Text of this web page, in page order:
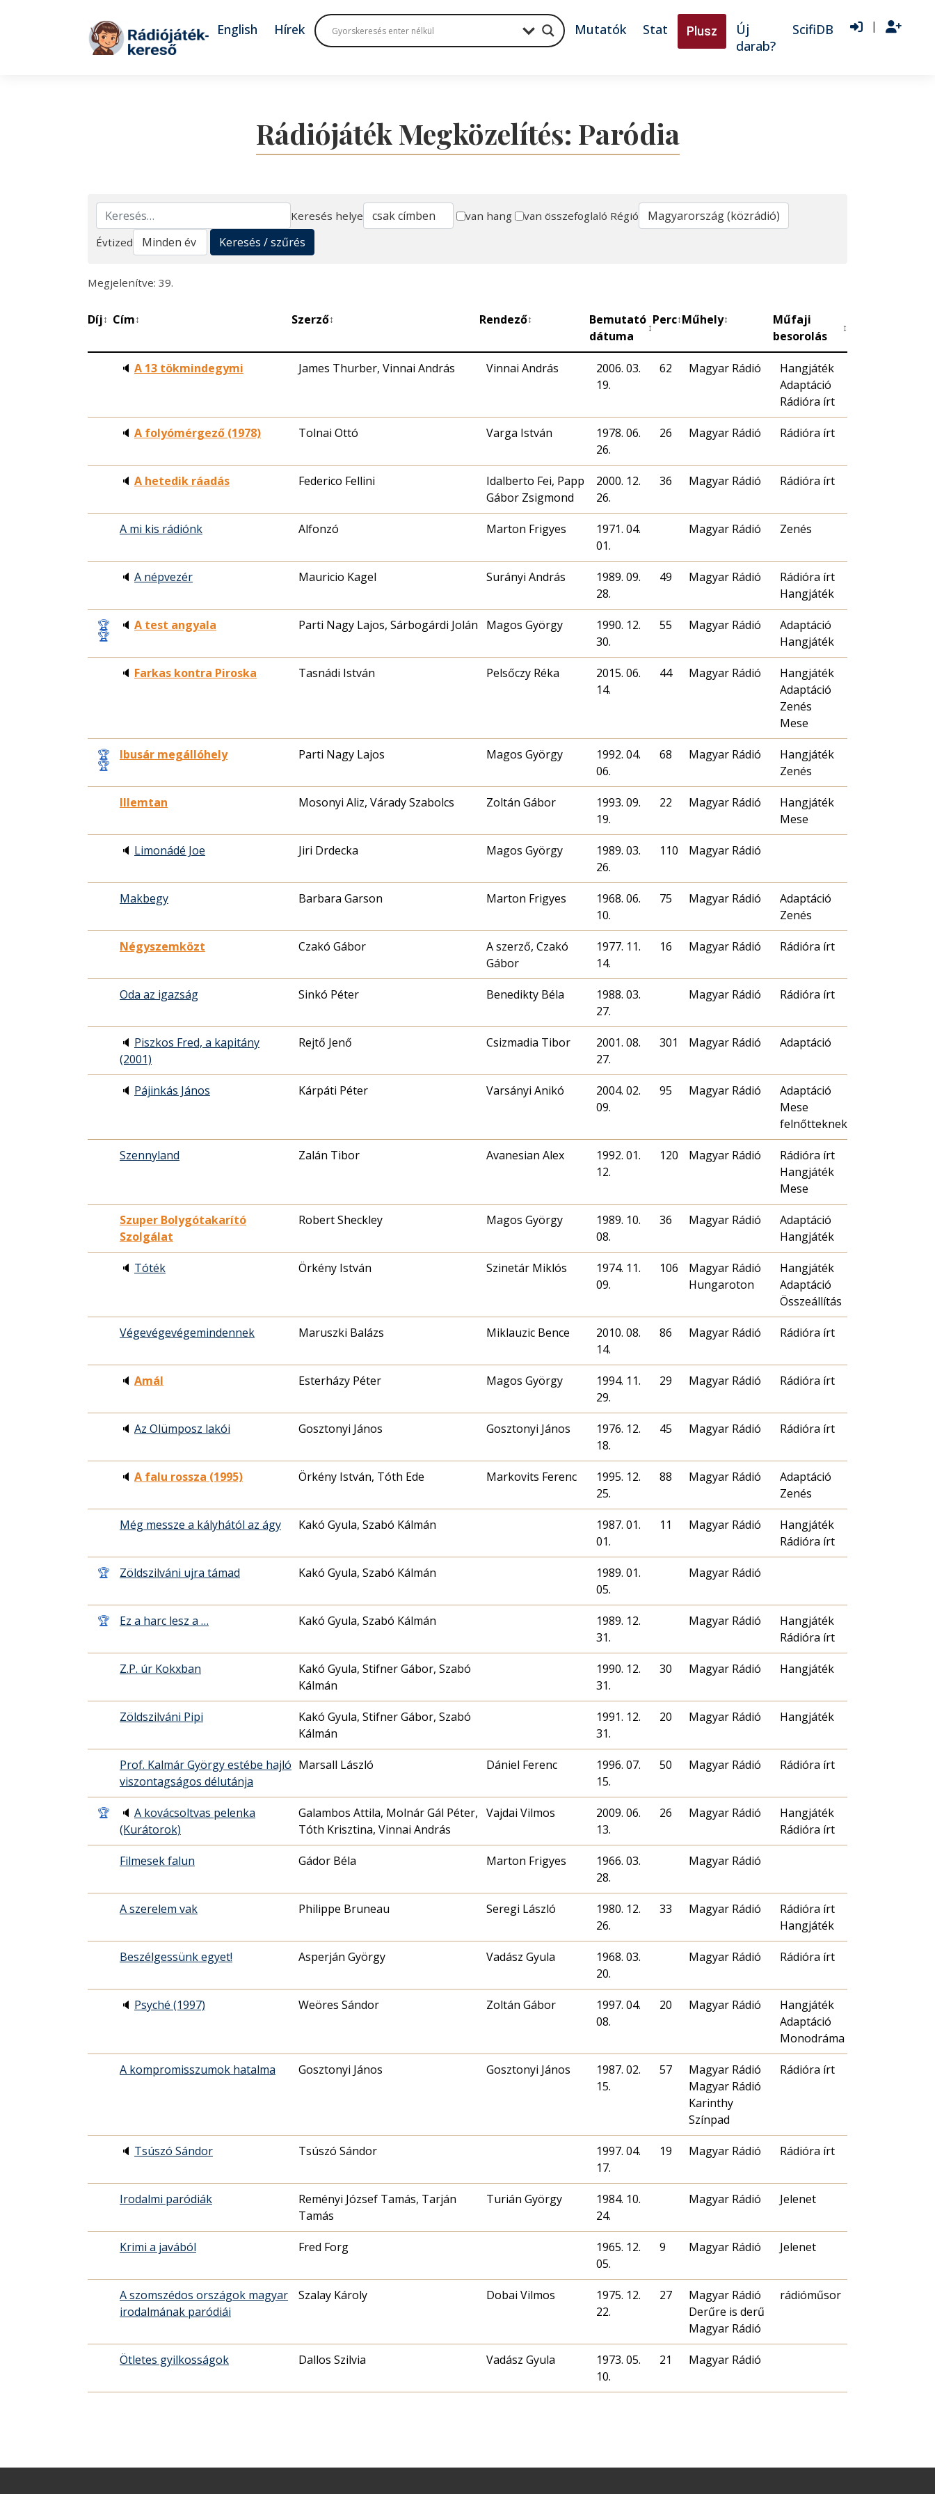
Tovább a tartalomhoz
English Hírek Mutatók Stat Plusz
Új
darab?
ScifiDB |
Rádiójáték Megközelítés: Paródia
Keresés
Keresés helye van hang van összefoglaló Régió
Évtized
Keresés / szűrés
Megjelenítve: 39.
Díj↕ Cím↕ Szerző↕ Rendező↕
Bemutató
dátuma
↕
Perc↕Műhely↕
Műfaji
besorolás
↕
🔈 A 13 tökmindegymi James Thurber, Vinnai András Vinnai András
2006. 03.
19.
62 Magyar Rádió
Hangjáték
Adaptáció
Rádióra írt
🔈 A folyómérgező (1978) Tolnai Ottó Varga István
1978. 06.
26.
26 Magyar Rádió Rádióra írt
🔈 A hetedik ráadás Federico Fellini
Idalberto Fei, Papp
Gábor Zsigmond
2000. 12.
26.
36 Magyar Rádió Rádióra írt
A mi kis rádiónk Alfonzó Marton Frigyes
1971. 04.
01.
Magyar Rádió Zenés
🔈 A népvezér Mauricio Kagel Surányi András
1989. 09.
28.
49 Magyar Rádió
Rádióra írt
Hangjáték
🏆
🏆
🔈 A test angyala Parti Nagy Lajos, Sárbogárdi Jolán Magos György
1990. 12.
30.
55 Magyar Rádió
Adaptáció
Hangjáték
🔈 Farkas kontra Piroska Tasnádi István Pelsőczy Réka
2015. 06.
14.
44 Magyar Rádió
Hangjáték
Adaptáció
Zenés
Mese
🏆
🏆
Ibusár megállóhely Parti Nagy Lajos Magos György
1992. 04.
06.
68 Magyar Rádió
Hangjáték
Zenés
Illemtan Mosonyi Aliz, Várady Szabolcs Zoltán Gábor
1993. 09.
19.
22 Magyar Rádió
Hangjáték
Mese
🔈 Limonádé Joe Jiri Drdecka Magos György
1989. 03.
26.
110 Magyar Rádió
Makbegy Barbara Garson Marton Frigyes
1968. 06.
10.
75 Magyar Rádió
Adaptáció
Zenés
Négyszemközt Czakó Gábor
A szerző, Czakó
Gábor
1977. 11.
14.
16 Magyar Rádió Rádióra írt
Oda az igazság Sinkó Péter Benedikty Béla
1988. 03.
27.
Magyar Rádió Rádióra írt
🔈 Piszkos Fred, a kapitány
(2001)
Rejtő Jenő Csizmadia Tibor
2001. 08.
27.
301 Magyar Rádió Adaptáció
🔈 Pájinkás János Kárpáti Péter Varsányi Anikó
2004. 02.
09.
95 Magyar Rádió
Adaptáció
Mese
felnőtteknek
Szennyland Zalán Tibor Avanesian Alex
1992. 01.
12.
120 Magyar Rádió
Rádióra írt
Hangjáték
Mese
Szuper Bolygótakarító
Szolgálat
Robert Sheckley Magos György
1989. 10.
08.
36 Magyar Rádió
Adaptáció
Hangjáték
🔈 Tóték Örkény István Szinetár Miklós
1974. 11.
09.
106
Magyar Rádió
Hungaroton
Hangjáték
Adaptáció
Összeállítás
Végevégevégemindennek Maruszki Balázs Miklauzic Bence
2010. 08.
14.
86 Magyar Rádió Rádióra írt
🔈 Amál Esterházy Péter Magos György
1994. 11.
29.
29 Magyar Rádió Rádióra írt
🔈 Az Olümposz lakói Gosztonyi János Gosztonyi János
1976. 12.
18.
45 Magyar Rádió Rádióra írt
🔈 A falu rossza (1995) Örkény István, Tóth Ede Markovits Ferenc
1995. 12.
25.
88 Magyar Rádió
Adaptáció
Zenés
Még messze a kályhától az ágy Kakó Gyula, Szabó Kálmán
1987. 01.
01.
11 Magyar Rádió
Hangjáték
Rádióra írt
🏆 Zöldszilváni ujra támad Kakó Gyula, Szabó Kálmán
1989. 01.
05.
Magyar Rádió
🏆 Ez a harc lesz a … Kakó Gyula, Szabó Kálmán
1989. 12.
31.
Magyar Rádió
Hangjáték
Rádióra írt
Z.P. úr Kokxban
Kakó Gyula, Stifner Gábor, Szabó
Kálmán
1990. 12.
31.
30 Magyar Rádió Hangjáték
Zöldszilváni Pipi
Kakó Gyula, Stifner Gábor, Szabó
Kálmán
1991. 12.
31.
20 Magyar Rádió Hangjáték
Prof. Kalmár György estébe hajló
viszontagságos délutánja
Marsall László Dániel Ferenc
1996. 07.
15.
50 Magyar Rádió Rádióra írt
🏆 🔈 A kovácsoltvas pelenka
(Kurátorok)
Galambos Attila, Molnár Gál Péter,
Tóth Krisztina, Vinnai András
Vajdai Vilmos
2009. 06.
13.
26 Magyar Rádió
Hangjáték
Rádióra írt
Filmesek falun Gádor Béla Marton Frigyes
1966. 03.
28.
Magyar Rádió
A szerelem vak Philippe Bruneau Seregi László
1980. 12.
26.
33 Magyar Rádió
Rádióra írt
Hangjáték
Beszélgessünk egyet! Asperján György Vadász Gyula
1968. 03.
20.
Magyar Rádió Rádióra írt
🔈 Psyché (1997) Weöres Sándor Zoltán Gábor
1997. 04.
08.
20 Magyar Rádió
Hangjáték
Adaptáció
Monodráma
A kompromisszumok hatalma Gosztonyi János Gosztonyi János
1987. 02.
15.
57
Magyar Rádió
Magyar Rádió
Karinthy
Színpad
Rádióra írt
🔈 Tsúszó Sándor Tsúszó Sándor
1997. 04.
17.
19 Magyar Rádió Rádióra írt
Irodalmi paródiák
Reményi József Tamás, Tarján
Tamás
Turián György
1984. 10.
24.
Magyar Rádió Jelenet
Krimi a javából Fred Forg
1965. 12.
05.
9 Magyar Rádió Jelenet
A szomszédos országok magyar
irodalmának paródiái
Szalay Károly Dobai Vilmos
1975. 12.
22.
27
Magyar Rádió
Derűre is derű
Magyar Rádió
rádióműsor
Ötletes gyilkosságok Dallos Szilvia Vadász Gyula
1973. 05.
10.
21 Magyar Rádió